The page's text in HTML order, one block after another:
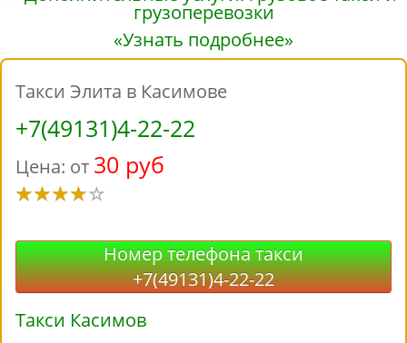
«Узнать подробнее»
Такси Элита в Касимове
+7(49131)4-22-22
Цена: от 30 руб
Номер телефона такси
+7(49131)4-22-22
Такси Касимов